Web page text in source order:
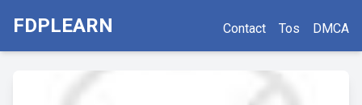
FDPLEARN Contact Tos DMCA